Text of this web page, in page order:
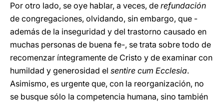
Por otro lado, se oye hablar, a veces, de refundación
de congregaciones, olvidando, sin embargo, que -
además de la inseguridad y del trastorno causado en
muchas personas de buena fe-, se trata sobre todo de
recomenzar íntegramente de Cristo y de examinar con
humildad y generosidad el sentire cum Ecclesia.
Asimismo, es urgente que, con la reorganización, no
se busque sólo la competencia humana, sino también